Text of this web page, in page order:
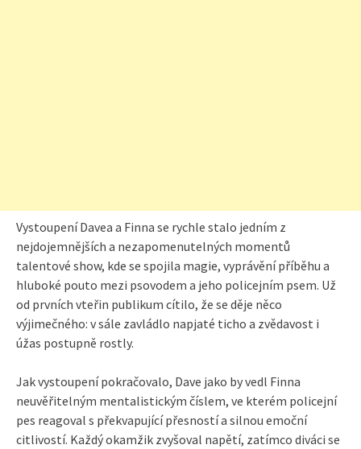
Vystoupení Davea a Finna se rychle stalo jedním z
nejdojemnějších a nezapomenutelných momentů
talentové show, kde se spojila magie, vyprávění příběhu a
hluboké pouto mezi psovodem a jeho policejním psem. Už
od prvních vteřin publikum cítilo, že se děje něco
výjimečného: v sále zavládlo napjaté ticho a zvědavost i
úžas postupně rostly.
Jak vystoupení pokračovalo, Dave jako by vedl Finna
neuvěřitelným mentalistickým číslem, ve kterém policejní
pes reagoval s překvapující přesností a silnou emoční
citlivostí. Každý okamžik zvyšoval napětí, zatímco diváci se